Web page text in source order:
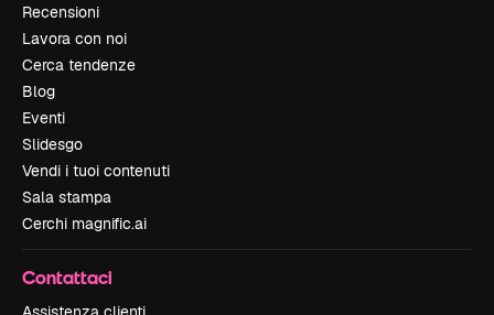
Recensioni
Lavora con noi
Cerca tendenze
Blog
Eventi
Slidesgo
Vendi i tuoi contenuti
Sala stampa
Cerchi magnific.ai
Contattaci